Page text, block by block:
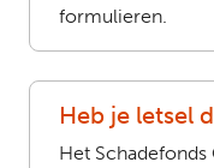
formulieren.
Heb je letsel
Het